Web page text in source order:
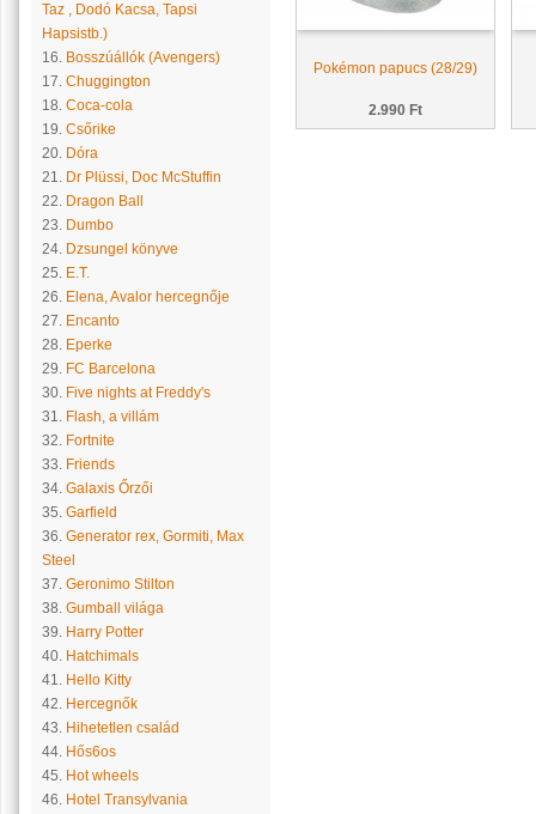
Taz , Dodó Kacsa, Tapsi
Hapsistb.)
16. Bosszúállók (Avengers)
17. Chuggington
18. Coca-cola
19. Csőrike
20. Dóra
21. Dr Plüssi, Doc McStuffin
22. Dragon Ball
23. Dumbo
24. Dzsungel könyve
25. E.T.
26. Elena, Avalor hercegnője
27. Encanto
28. Eperke
29. FC Barcelona
30. Five nights at Freddy's
31. Flash, a villám
32. Fortnite
33. Friends
34. Galaxis Őrzői
35. Garfield
36. Generator rex, Gormiti, Max
Steel
37. Geronimo Stilton
38. Gumball világa
39. Harry Potter
40. Hatchimals
41. Hello Kitty
42. Hercegnők
43. Hihetetlen család
44. Hős6os
45. Hot wheels
46. Hotel Transylvania
Pokémon papucs (28/29)
2.990 Ft